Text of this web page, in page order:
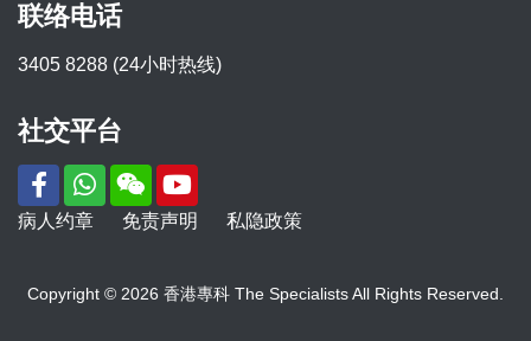
联络电话
3405 8288 (24小时热线)
社交平台
病人约章 免责声明 私隐政策
Copyright © 2026 香港專科 The Specialists All Rights Reserved.